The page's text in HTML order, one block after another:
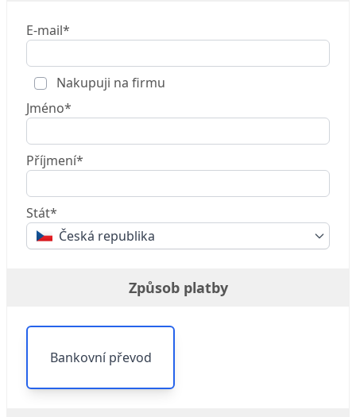
E-mail*
Nakupuji na firmu
Jméno*
Příjmení*
Stát*
Česká republika
Způsob platby
Bankovní převod